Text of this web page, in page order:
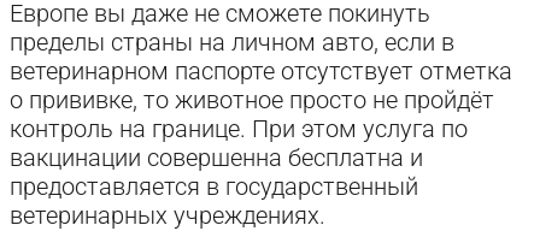
Европе вы даже не сможете покинуть
пределы страны на личном авто, если в
ветеринарном паспорте отсутствует отметка
о прививке, то животное просто не пройдёт
контроль на границе. При этом услуга по
вакцинации совершенна бесплатна и
предоставляется в государственный
ветеринарных учреждениях.